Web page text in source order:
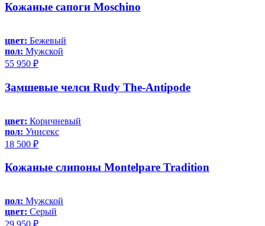
Кожаные сапоги Moschino
цвет: Бежевый
пол: Мужской
55 950 ₽
Замшевые челси Rudy The-Antipode
цвет: Коричневый
пол: Унисекс
18 500 ₽
Кожаные слипоны Montelpare Tradition
пол: Мужской
цвет: Серый
29 950 ₽